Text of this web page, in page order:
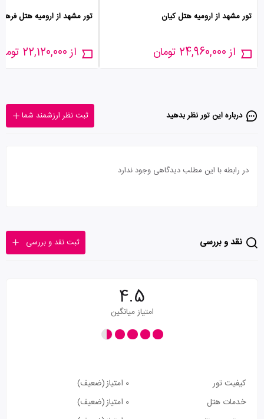
تور مشهد از ارومیه هتل کیان
از 24,960,000 تومان
تور مشهد از ارومیه هتل
از 22,120,000 تومان
درباره این تور‌ نظر بدهید ثبت نظر ارزشمند شما
در رابطه با این مطلب دیدگاهی وجود ندارد
نقد و بررسی ثبت نقد و بررسی
4.5
امتیاز میانگین
کیفیت تور 0 امتیاز
(ضعیف)
خدمات هتل
0 امتیاز
(ضعیف)